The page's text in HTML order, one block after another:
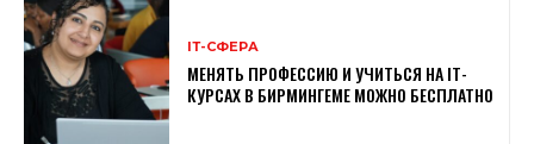
ІТ-СФЕРА
МЕНЯТЬ ПРОФЕССИЮ И УЧИТЬСЯ НА IT-
КУРСАХ В БИРМИНГЕМЕ МОЖНО БЕСПЛАТНО